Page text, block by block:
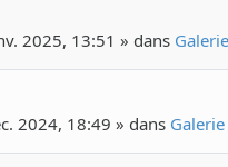
2025, 13:51 » dans
2024, 18:49 » dans